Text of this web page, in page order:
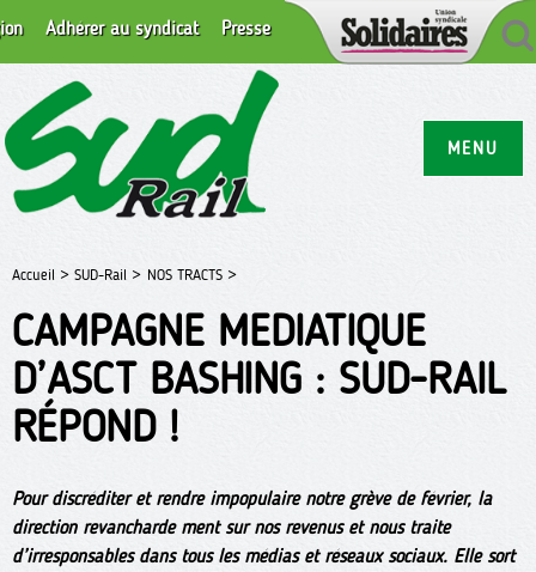
MENU
Adhérer au syndicat Presse
Accueil > SUD-Rail > NOS TRACTS >
CAMPAGNE MEDIATIQUE
D’ASCT BASHING : SUD-RAIL
RÉPOND !
Pour discréditer et rendre impopulaire notre grève de février, la
direction revancharde ment sur nos revenus et nous traite
d’irresponsables dans tous les médias et réseaux sociaux. Elle sort